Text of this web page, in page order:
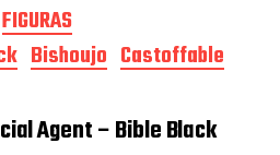
FIGURAS
Bishoujo Castoffable
Agent – Bible Black